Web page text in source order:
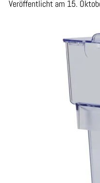
Veröffentlicht am 15.